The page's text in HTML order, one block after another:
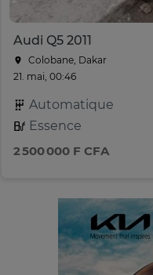
Audi Q5 2011
Colobane, Dakar
21. mai, 00:46
Automatique
Essence
2 500 000 F CFA